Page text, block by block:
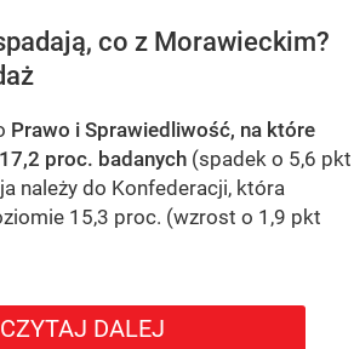
co z Morawieckim?
Prawo i Sprawiedliwość, na które
proc. badanych (spadek o 5,6 pkt
należy do Konfederacji, która
15,3 proc. (wzrost o 1,9 pkt
CZYTAJ DALEJ